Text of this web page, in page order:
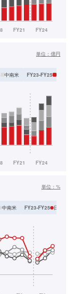
単位： 億円
中南米 FY23-FY25
単位： %
中南米 FY23-FY25 日本